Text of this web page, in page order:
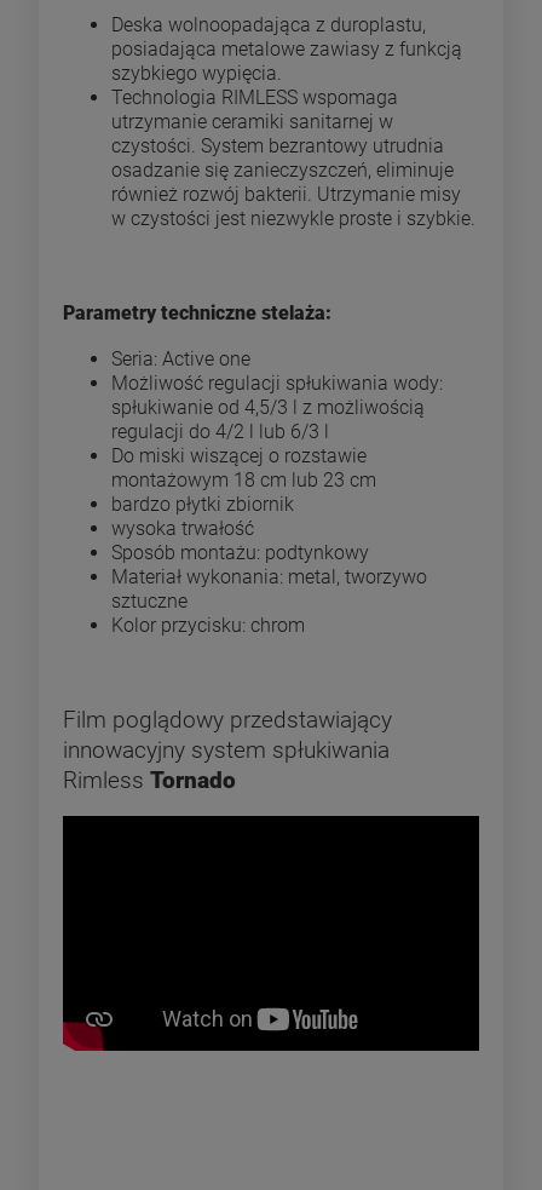
Deska wolnoopadająca z duroplastu,
posiadająca metalowe zawiasy z funkcją
szybkiego wypięcia.
Technologia RIMLESS wspomaga
utrzymanie ceramiki sanitarnej w
czystości. System bezrantowy utrudnia
osadzanie się zanieczyszczeń, eliminuje
również rozwój bakterii. Utrzymanie misy
w czystości jest niezwykle proste i szybkie.
Parametry techniczne stelaża:
Seria: Active one
Możliwość regulacji spłukiwania wody:
spłukiwanie od 4,5/3 l z możliwością
regulacji do 4/2 l lub 6/3 l
Do miski wiszącej o rozstawie
montażowym 18 cm lub 23 cm
bardzo płytki zbiornik
wysoka trwałość
Sposób montażu: podtynkowy
Materiał wykonania: metal, tworzywo
sztuczne
Kolor przycisku: chrom
Film poglądowy przedstawiający
innowacyjny system spłukiwania
Rimless Tornado